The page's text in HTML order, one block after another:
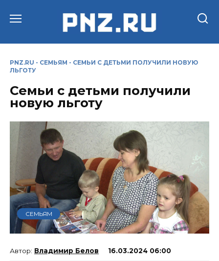
PNZ.RU - СЕМЬЯМ - СЕМЬИ С ДЕТЬМИ ПОЛУЧИЛИ НОВУЮ
ЛЬГОТУ
Семьи с детьми получили
новую льготу
СЕМЬЯМ
Владимир Белов 16.03.2024 06:00